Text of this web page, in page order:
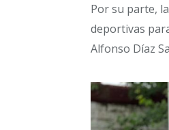
Por su parte,
deportivas
Alfonso Díaz